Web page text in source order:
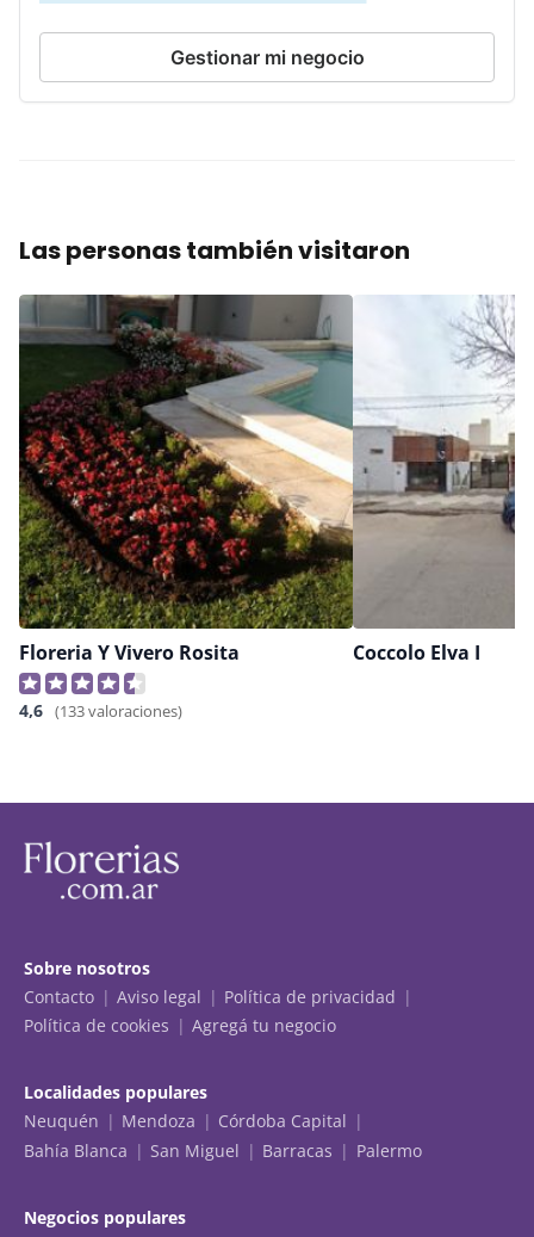
Gestionar mi negocio
Las personas también visitaron
Floreria Y Vivero Rosita
4,6 (133 valoraciones)
Coccolo Elva I
Sobre nosotros
Contacto
Aviso legal
Política de privacidad
Política de cookies
Agregá tu negocio
Localidades populares
Neuquén
Mendoza
Córdoba Capital
Bahía Blanca
San Miguel Barracas Palermo
Negocios populares